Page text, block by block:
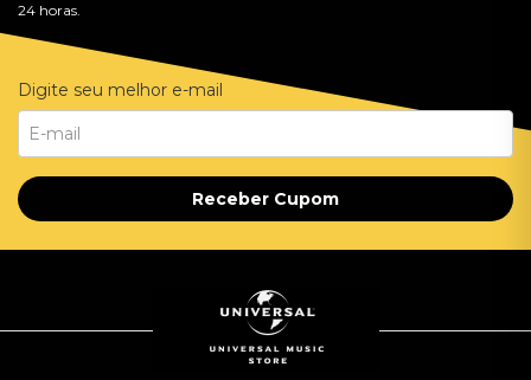
24 horas.
Digite seu melhor e-mail
Receber Cupom